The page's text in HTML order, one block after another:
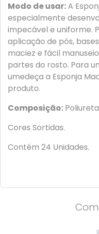
Modo de usar:A
especialmente
impecável e uniforme.
aplicação de pós,
maciez e fácil
partes do rosto. Para
umedeça a Esponja
produto.
Composição:
Cores Sortidas.
Contém 24 Unidades.